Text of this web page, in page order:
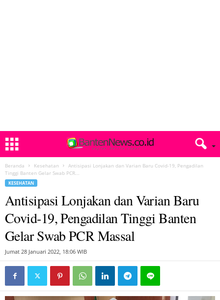
Beranda Kesehatan
Antisipasi Lonjakan dan Varian Baru Covid-19, Pengadilan
Tinggi Banten Gelar Swab PCR...
KESEHATAN
Antisipasi Lonjakan dan Varian Baru
Covid-19, Pengadilan Tinggi Banten
Gelar Swab PCR Massal
Jumat 28 Januari 2022, 18:06 WIB